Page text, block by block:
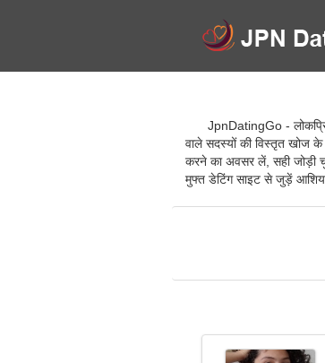
JpnDatingGo -
वाले सदस्यों की विस्तृत खोज के
करने का अवसर लें, सही जोड़ी
मुफ्त डेटिंग साइट से जुड़ें